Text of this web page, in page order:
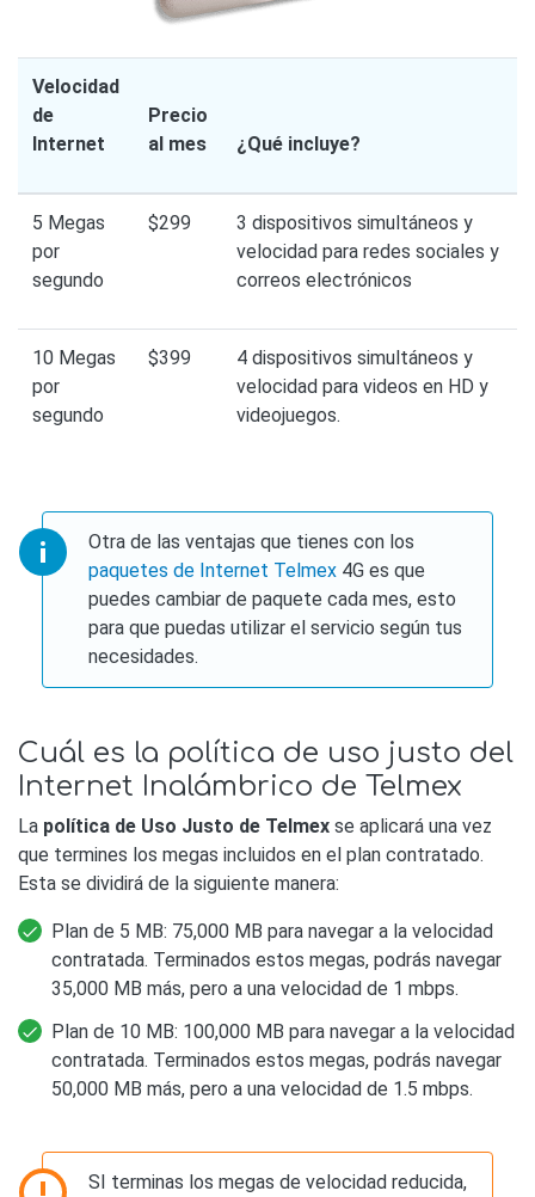
Velocidad
de
Internet
Precio
al mes
¿Qué incluye?
5 Megas
por
segundo
$299
3 dispositivos simultáneos y
velocidad para redes sociales y
correos electrónicos
10 Megas
por
segundo
$399
4 dispositivos simultáneos y
velocidad para videos en HD y
videojuegos.
Otra de las ventajas que tienes con los
paquetes de Internet Telmex 4G es que
puedes cambiar de paquete cada mes, esto
para que puedas utilizar el servicio según tus
necesidades.
Cuál es la política de uso justo del
Internet Inalámbrico de Telmex
La política de Uso Justo de Telmex se aplicará una vez
que termines los megas incluidos en el plan contratado.
Esta se dividirá de la siguiente manera:
Plan de 5 MB: 75,000 MB para navegar a la velocidad
contratada. Terminados estos megas, podrás navegar
35,000 MB más, pero a una velocidad de 1 mbps.
Plan de 10 MB: 100,000 MB para navegar a la velocidad
contratada. Terminados estos megas, podrás navegar
50,000 MB más, pero a una velocidad de 1.5 mbps.
SI terminas los megas de velocidad reducida,